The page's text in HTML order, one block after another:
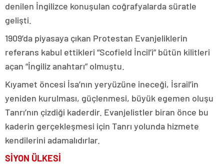
denilen İngilizce konuşulan coğrafyalarda süratle
gelişti.
1909’da piyasaya çıkan Protestan Evanjeliklerin
referans kabul ettikleri “Scofield İncil’i” bütün kilitleri
açan “İngiliz anahtarı” olmuştu.
Kıyamet öncesi İsa’nın yeryüzüne ineceği, İsrail’in
yeniden kurulması, güçlenmesi, büyük egemen oluşu
Tanrı’nın çizdiği kaderdir. Evanjelistler biran önce bu
kaderin gerçekleşmesi için Tanrı yolunda hizmete
kendilerini adamalıdırlar.
SİYON ÜLKESİ